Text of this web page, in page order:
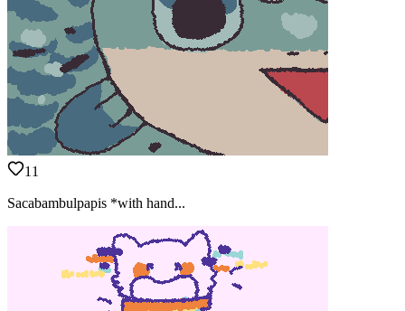
11
Sacabambulpapis *with hand...